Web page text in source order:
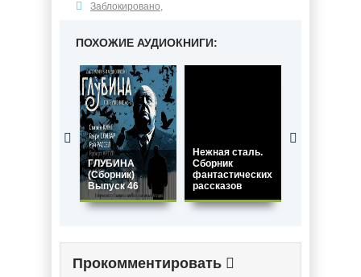
Заблокировано,
ПОХОЖИЕ АУДИОКНИГИ:
ГЛУБИНА
(Сборник)
Выпуск 46
Нежная сталь.
Сборник
фантастических
рассказов
Прокомментировать